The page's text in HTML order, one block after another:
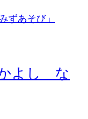
あそび」
かよし な